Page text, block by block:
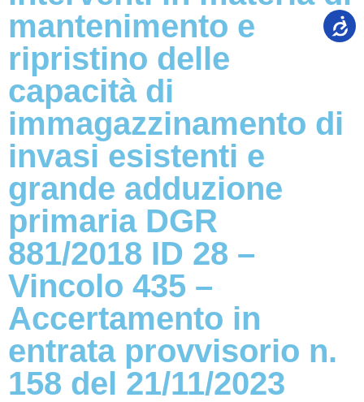
mantenimento e
ripristino delle
capacità di
immagazzinamento di
invasi esistenti e
grande adduzione
primaria DGR
881/2018 ID 28 –
Vincolo 435 –
Accertamento in
entrata provvisorio n.
158 del 21/11/2023